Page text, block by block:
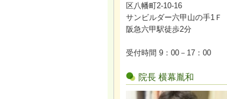
区八幡町2-10-16
サンビルダー六甲山の手1Ｆ
阪急六甲駅徒歩2分
受付時間 9：00－17：00
院長 横幕胤和